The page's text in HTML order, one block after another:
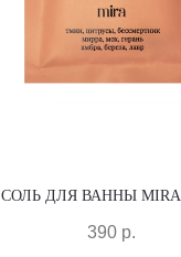
СОЛЬ ДЛЯ ВАННЫ MIRA
390 р.